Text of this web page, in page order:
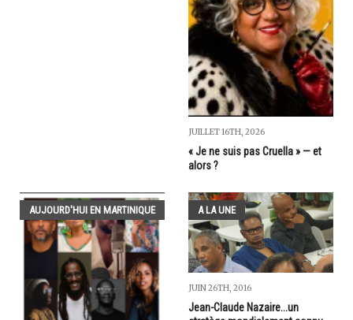
JUILLET 16TH, 2026
« Je ne suis pas Cruella » — et
alors ?
AUJOURD'HUI EN MARTINIQUE A LA UNE
JUIN 26TH, 2016
Jean-Claude Nazaire...un